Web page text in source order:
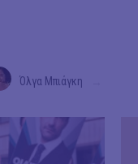
Όλγα Μπιάγκη